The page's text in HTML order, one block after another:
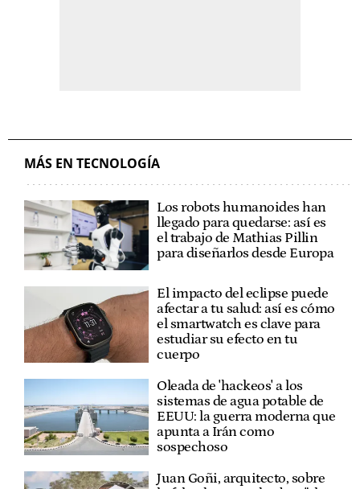
MÁS EN TECNOLOGÍA
Los robots humanoides han
llegado para quedarse: así es
el trabajo de Mathias Pillin
para diseñarlos desde Europa
El impacto del eclipse puede
afectar a tu salud: así es cómo
el smartwatch es clave para
estudiar su efecto en tu
cuerpo
Oleada de 'hackeos' a los
sistemas de agua potable de
EEUU: la guerra moderna que
apunta a Irán como
sospechoso
Juan Goñi, arquitecto, sobre